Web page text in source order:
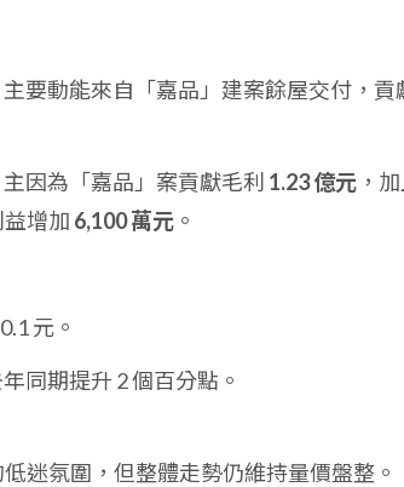
主要動能來自「嘉品」建案餘屋交付，貢
主因為「嘉品」案貢獻毛利 1.23 億元 ，
增加 6,100 萬元 。
元。
年同期提升 2 個百分點。
迷氛圍，但整體走勢仍維持量價盤整。